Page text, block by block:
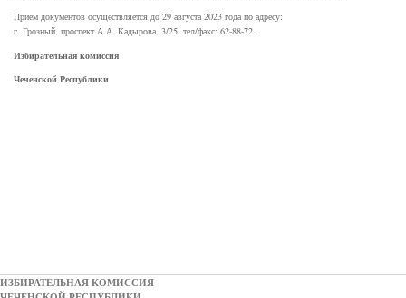
Прием документов осуществляется до 29 августа 2023 года по адресу:
г. Грозный, проспект А.А. Кадырова, 3/25, тел/факс: 62-88-72.
Избирательная комиссия
Чеченской Республики
ИЗБИРАТЕЛЬНАЯ КОМИССИЯ